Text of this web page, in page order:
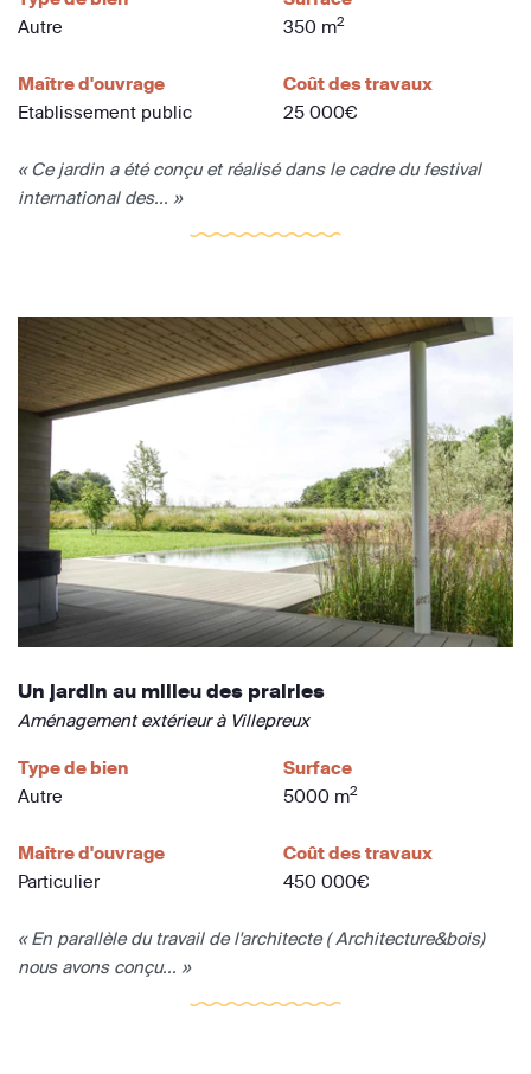
Autre
350 m2
Maître d'ouvrage
Etablissement public
Coût des travaux
25 000€
« Ce jardin a été conçu et réalisé dans le cadre du festival
international des... »
Un jardin au milieu des prairies
Aménagement extérieur à Villepreux
Type de bien
Autre
Surface
5000 m2
Maître d'ouvrage
Particulier
Coût des travaux
450 000€
« En parallèle du travail de l'architecte ( Architecture&bois)
nous avons conçu... »